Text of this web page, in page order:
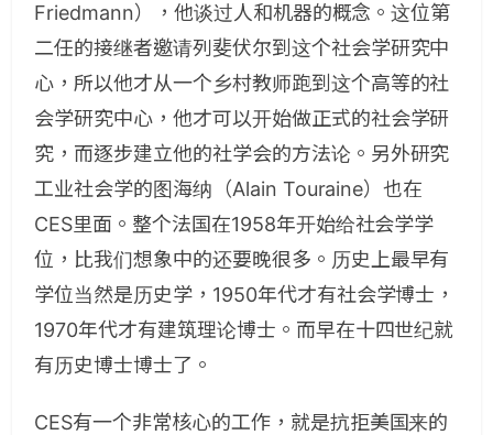
Friedmann），他谈过人和机器的概念。这位第
二任的接继者邀请列斐伏尔到这个社会学研究中
心，所以他才从一个乡村教师跑到这个高等的社
会学研究中心，他才可以开始做正式的社会学研
究，而逐步建立他的社学会的方法论。另外研究
工业社会学的图海纳（Alain Touraine）也在
CES里面。整个法国在1958年开始给社会学学
位，比我们想象中的还要晚很多。历史上最早有
学位当然是历史学，1950年代才有社会学博士，
1970年代才有建筑理论博士。而早在十四世纪就
有历史博士博士了。
CES有一个非常核心的工作，就是抗拒美国来的